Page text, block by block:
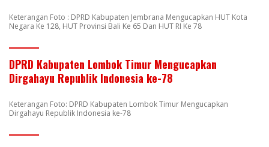
Keterangan Foto : DPRD Kabupaten Jembrana Mengucapkan HUT Kota
Negara Ke 128, HUT Provinsi Bali Ke 65 Dan HUT RI Ke 78
DPRD Kabupaten Lombok Timur Mengucapkan
Dirgahayu Republik Indonesia ke-78
Keterangan Foto: DPRD Kabupaten Lombok Timur Mengucapkan
Dirgahayu Republik Indonesia ke-78